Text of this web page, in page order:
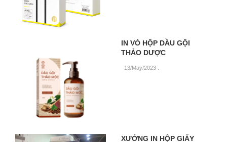
IN VỎ HỘP DẦU GỘI
THẢO DƯỢC
13/May/2023
XƯỞNG IN HỘP GIẤY